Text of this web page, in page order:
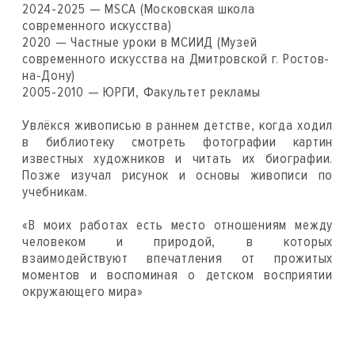
2024-2025 — MSCA (Московская школа
современного искусства)
2020 — Частные уроки в МСИИД (Музей
современного искусства на Дмитровской г. Ростов-
на-Дону)
2005-2010 — ЮРГИ, Факультет рекламы
Увлёкся живописью в раннем детстве, когда ходил
в библиотеку смотреть фотографии картин
известных художников и читать их биографии.
Позже изучал рисунок и основы живописи по
учебникам.
«В моих работах есть место отношениям между
человеком и природой, в которых
взаимодействуют впечатления от прожитых
моментов и воспоминая о детском восприятии
окружающего мира»